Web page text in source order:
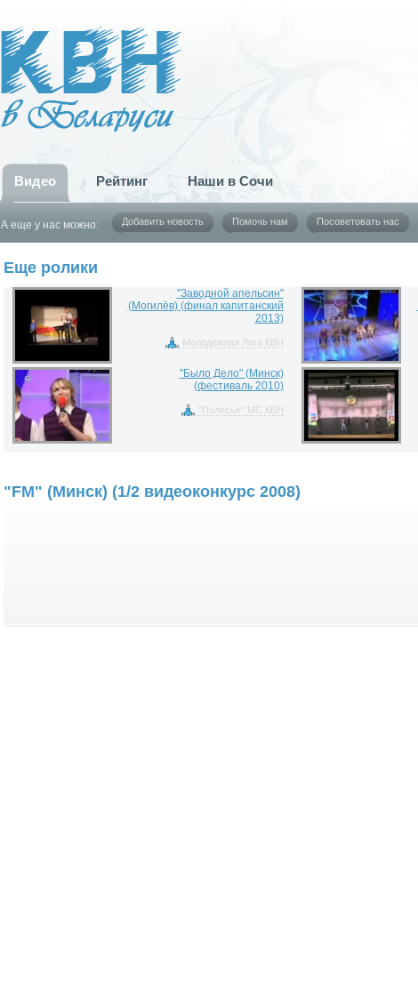
Видео Рейтинг Наши в Сочи
А еще у нас можно: Добавить новость Помочь нам Посоветовать нас
Еще ролики
"Заводной апельсин"
(Могилёв) (финал капитанский
2013)
Молодёжная Лига КВН
"Было Дело" (Минск)
(фестиваль 2010)
"Полесье" МС КВН
"FM" (Минск) (1/2 видеоконкурс 2008)